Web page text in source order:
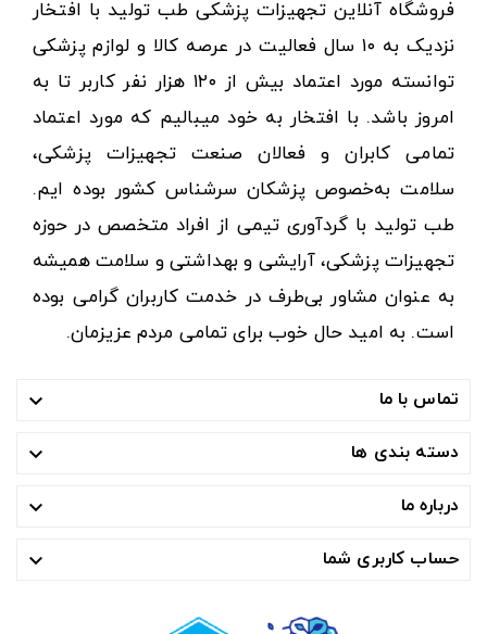
فروشگاه آنلاین تجهیزات پزشکی طب تولید با افتخار
نزدیک به ۱۰ سال فعالیت در عرصه کالا و لوازم پزشکی
توانسته مورد اعتماد بیش از ۱۲۰ هزار نفر کاربر تا به
امروز باشد. با افتخار به خود میبالیم که مورد اعتماد
تمامی کابران و فعالان صنعت تجهیزات پزشکی،
سلامت به‌خصوص پزشکان سرشناس کشور بوده ایم.
طب تولید با گردآوری تیمی از افراد متخصص در حوزه
تجهیزات پزشکی، آرایشی و بهداشتی و سلامت همیشه
به عنوان مشاور بی‌طرف در خدمت کاربران گرامی بوده
است. به امید حال خوب برای تمامی مردم عزیزمان.
تماس با ما 
دسته بندی ها 
درباره ما 
حساب کاربری شما 